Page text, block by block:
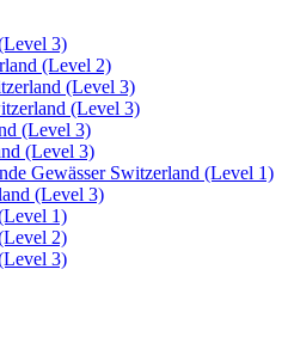
3)
(Level 2)
(Level 3)
(Level 3)
(Level 3)
(Level 3)
Gewässer Switzerland (Level 1)
(Level 3)
1)
2)
3)